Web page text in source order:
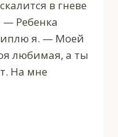
в гневе
— Ребенка
я. — Моей
любимая, а ты
На мне